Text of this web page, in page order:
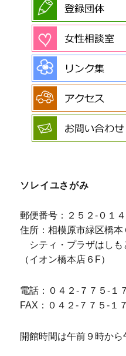
ソレイユさがみ
郵便番号：２５２-０１４
住所：相模原市緑区橋本
シティ・プラザはしも
（イオン橋本店６F）
電話：０４２-７７５-１
FAX：０４２-７７５-１
開館時間は午前９時から